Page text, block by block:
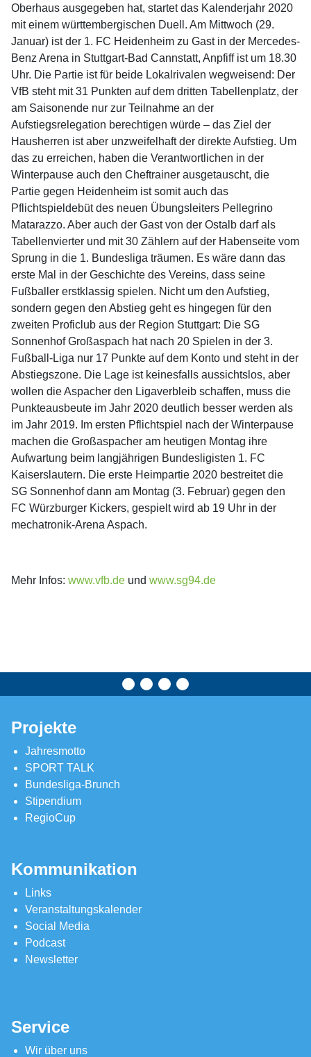
Oberhaus ausgegeben hat, startet das Kalenderjahr 2020
mit einem württembergischen Duell. Am Mittwoch (29.
Januar) ist der 1. FC Heidenheim zu Gast in der Mercedes-
Benz Arena in Stuttgart-Bad Cannstatt, Anpfiff ist um 18.30
Uhr. Die Partie ist für beide Lokalrivalen wegweisend: Der
VfB steht mit 31 Punkten auf dem dritten Tabellenplatz, der
am Saisonende nur zur Teilnahme an der
Aufstiegsrelegation berechtigen würde – das Ziel der
Hausherren ist aber unzweifelhaft der direkte Aufstieg. Um
das zu erreichen, haben die Verantwortlichen in der
Winterpause auch den Cheftrainer ausgetauscht, die
Partie gegen Heidenheim ist somit auch das
Pflichtspieldebüt des neuen Übungsleiters Pellegrino
Matarazzo. Aber auch der Gast von der Ostalb darf als
Tabellenvierter und mit 30 Zählern auf der Habenseite vom
Sprung in die 1. Bundesliga träumen. Es wäre dann das
erste Mal in der Geschichte des Vereins, dass seine
Fußballer erstklassig spielen. Nicht um den Aufstieg,
sondern gegen den Abstieg geht es hingegen für den
zweiten Proficlub aus der Region Stuttgart: Die SG
Sonnenhof Großaspach hat nach 20 Spielen in der 3.
Fußball-Liga nur 17 Punkte auf dem Konto und steht in der
Abstiegszone. Die Lage ist keinesfalls aussichtslos, aber
wollen die Aspacher den Ligaverbleib schaffen, muss die
Punkteausbeute im Jahr 2020 deutlich besser werden als
im Jahr 2019. Im ersten Pflichtspiel nach der Winterpause
machen die Großaspacher am heutigen Montag ihre
Aufwartung beim langjährigen Bundesligisten 1. FC
Kaiserslautern. Die erste Heimpartie 2020 bestreitet die
SG Sonnenhof dann am Montag (3. Februar) gegen den
FC Würzburger Kickers, gespielt wird ab 19 Uhr in der
mechatronik-Arena Aspach.
Mehr Infos: www.vfb.de und www.sg94.de
Projekte
Jahresmotto
SPORT TALK
Bundesliga-Brunch
Stipendium
RegioCup
Kommunikation
Links
Veranstaltungskalender
Social Media
Podcast
Newsletter
Service
Wir über uns